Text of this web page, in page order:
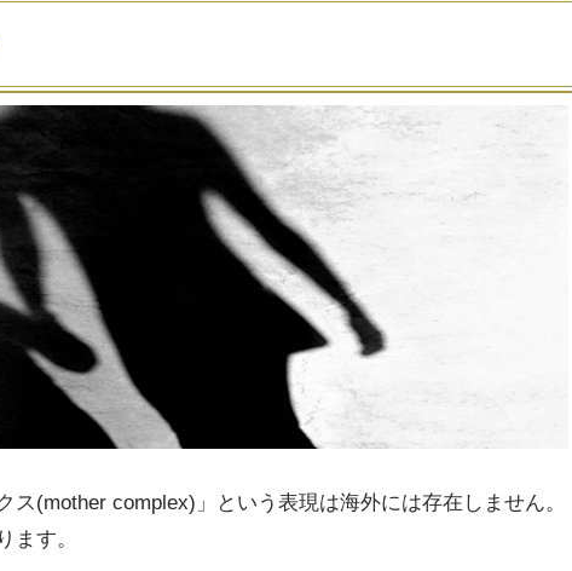
ス(mother complex)」という表現は海外には存在しません。
ます。